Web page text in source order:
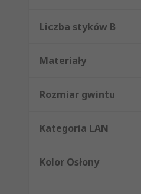
Liczba styków B
Materiały
Rozmiar gwintu
Kategoria LAN
Kolor Osłony